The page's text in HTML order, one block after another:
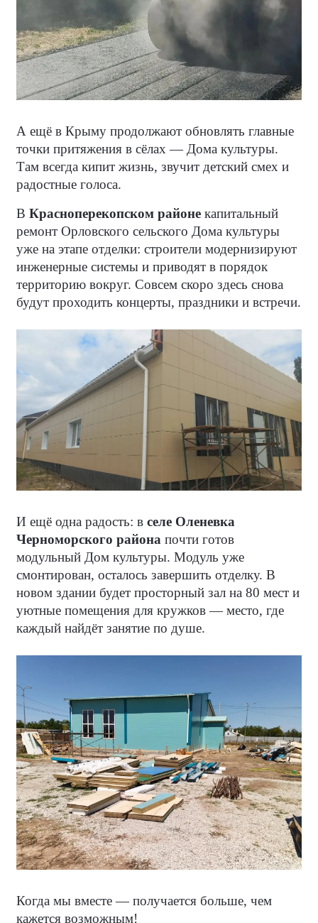
А ещё в Крыму продолжают обновлять главные
точки притяжения в сёлах — Дома культуры.
Там всегда кипит жизнь, звучит детский смех и
радостные голоса.
В Красноперекопском районе капитальный
ремонт Орловского сельского Дома культуры
уже на этапе отделки: строители модернизируют
инженерные системы и приводят в порядок
территорию вокруг. Совсем скоро здесь снова
будут проходить концерты, праздники и встречи.
И ещё одна радость: в селе Оленевка
Черноморского района почти готов
модульный Дом культуры. Модуль уже
смонтирован, осталось завершить отделку. В
новом здании будет просторный зал на 80 мест и
уютные помещения для кружков — место, где
каждый найдёт занятие по душе.
Когда мы вместе — получается больше, чем
кажется возможным!